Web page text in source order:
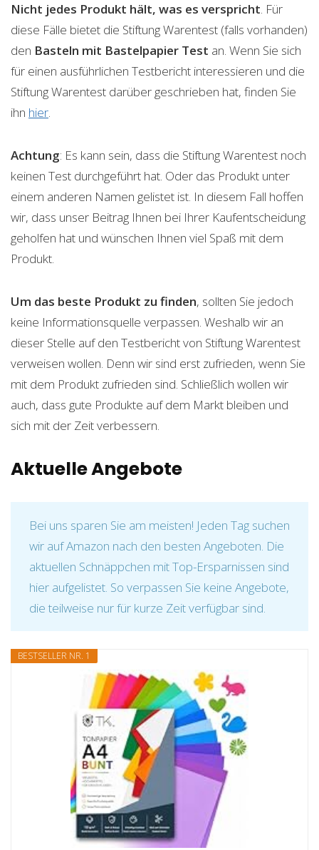
Nicht jedes Produkt hält, was es verspricht. Für
diese Fälle bietet die Stiftung Warentest (falls vorhanden)
den Basteln mit Bastelpapier Test an. Wenn Sie sich
für einen ausführlichen Testbericht interessieren und die
Stiftung Warentest darüber geschrieben hat, finden Sie
ihn hier.
Achtung: Es kann sein, dass die Stiftung Warentest noch
keinen Test durchgeführt hat. Oder das Produkt unter
einem anderen Namen gelistet ist. In diesem Fall hoffen
wir, dass unser Beitrag Ihnen bei Ihrer Kaufentscheidung
geholfen hat und wünschen Ihnen viel Spaß mit dem
Produkt.
Um das beste Produkt zu finden, sollten Sie jedoch
keine Informationsquelle verpassen. Weshalb wir an
dieser Stelle auf den Testbericht von Stiftung Warentest
verweisen wollen. Denn wir sind erst zufrieden, wenn Sie
mit dem Produkt zufrieden sind. Schließlich wollen wir
auch, dass gute Produkte auf dem Markt bleiben und
sich mit der Zeit verbessern.
Aktuelle Angebote
Bei uns sparen Sie am meisten! Jeden Tag suchen
wir auf Amazon nach den besten Angeboten. Die
aktuellen Schnäppchen mit Top-Ersparnissen sind
hier aufgelistet. So verpassen Sie keine Angebote,
die teilweise nur für kurze Zeit verfügbar sind.
BESTSELLER NR. 1